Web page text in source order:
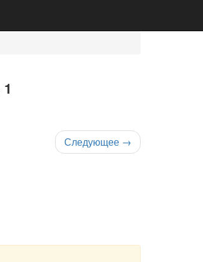
Следующее →